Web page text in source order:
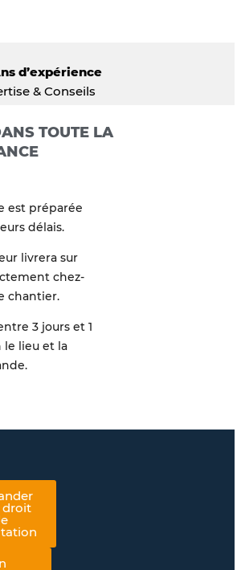
d’expérience
& Conseils
TOUTE LA
est préparée
délais.
livrera sur
chez-
chantier.
3 jours et 1
le lieu et la
droit